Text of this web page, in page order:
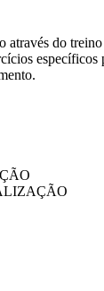
através do
específicos